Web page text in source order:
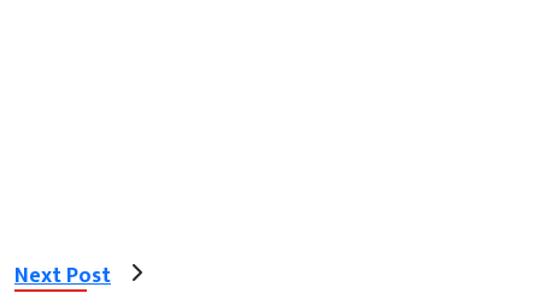
Next Post